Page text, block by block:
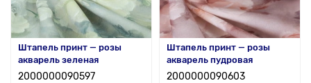
Штапель принт — розы
акварель зеленая
2000000090597
Штапель принт — розы
акварель пудровая
2000000090603